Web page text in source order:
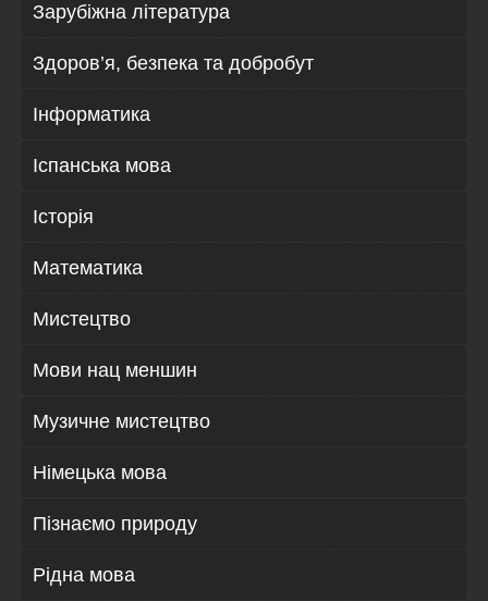
Зарубіжна література
Здоров’я, безпека та добробут
Інформатика
Іспанська мова
Історія
Математика
Мистецтво
Мови нац меншин
Музичне мистецтво
Німецька мова
Пізнаємо природу
Рідна мова